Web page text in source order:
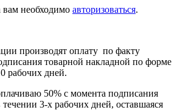
вам необходимо авторизоваться.
производят оплату по факту
товарной накладной по форме
рабочих дней.
50% с момента подписания
3-х рабочих дней, оставшаяся